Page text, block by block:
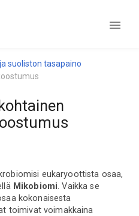
suoliston tasapaino
eukaryoottista osaa,
Mikobiomi. Vaikka se
kokonaisesta
toimivat voimakkaina